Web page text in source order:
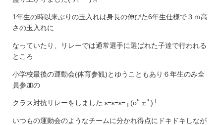
1年生の時以来ぶりの玉入れは身長の伸びた6年生仕様で３ｍ高
さの玉入れに
なっていたり、リレーでは通常選手に選ばれた子達で行われる
ところ
小学校最後の運動会(体育参観)とゆうこともあり６年生のみ全
員参加の
クラス対抗リレーをしました ε=ε=ε=┌(oﾟェﾟ)┘
いつもの運動会のようなチームに分かれ得点にドキドキしなが